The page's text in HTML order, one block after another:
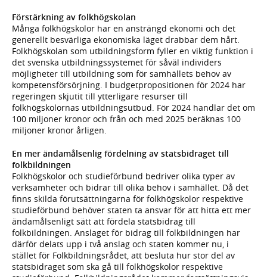
Förstärkning av folkhögskolan
Många folkhögskolor har en ansträngd ekonomi och det
generellt besvärliga ekonomiska läget drabbar dem hårt.
Folkhögskolan som utbildningsform fyller en viktig funktion i
det svenska utbildningssystemet för såväl individers
möjligheter till utbildning som för samhällets behov av
kompetensförsörjning. I budgetpropositionen för 2024 har
regeringen skjutit till ytterligare resurser till
folkhögskolornas utbildningsutbud. För 2024 handlar det om
100 miljoner kronor och från och med 2025 beräknas 100
miljoner kronor årligen.
En mer ändamålsenlig fördelning av statsbidraget till
folkbildningen
Folkhögskolor och studieförbund bedriver olika typer av
verksamheter och bidrar till olika behov i samhället. Då det
finns skilda förutsättningarna för folkhögskolor respektive
studieförbund behöver staten ta ansvar för att hitta ett mer
ändamålsenligt sätt att fördela statsbidrag till
folkbildningen. Anslaget för bidrag till folkbildningen har
därför delats upp i två anslag och staten kommer nu, i
stället för Folkbildningsrådet, att besluta hur stor del av
statsbidraget som ska gå till folkhögskolor respektive